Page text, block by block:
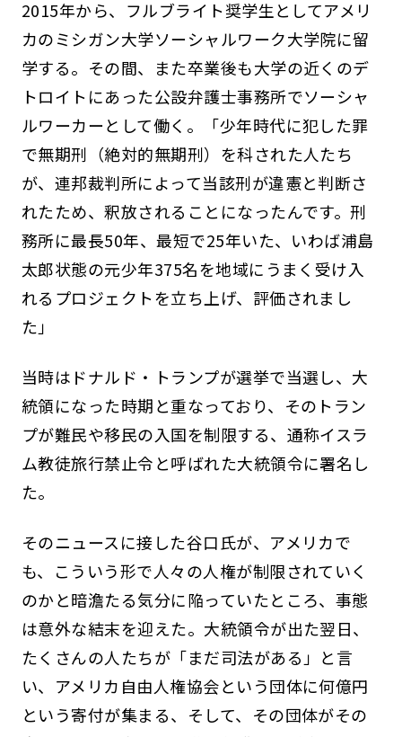
2015年から、フルブライト奨学生としてアメリ
カのミシガン大学ソーシャルワーク大学院に留
学する。その間、また卒業後も大学の近くのデ
トロイトにあった公設弁護士事務所でソーシャ
ルワーカーとして働く。「少年時代に犯した罪
で無期刑（絶対的無期刑）を科された人たち
が、連邦裁判所によって当該刑が違憲と判断さ
れたため、釈放されることになったんです。刑
務所に最長50年、最短で25年いた、いわば浦島
太郎状態の元少年375名を地域にうまく受け入
れるプロジェクトを立ち上げ、評価されまし
た」
当時はドナルド・トランプが選挙で当選し、大
統領になった時期と重なっており、そのトラン
プが難民や移民の入国を制限する、通称イスラ
ム教徒旅行禁止令と呼ばれた大統領令に署名し
た。
そのニュースに接した谷口氏が、アメリカで
も、こういう形で人々の人権が制限されていく
のかと暗澹たる気分に陥っていたところ、事態
は意外な結末を迎えた。大統領令が出た翌日、
たくさんの人たちが「まだ司法がある」と言
い、アメリカ自由人権協会という団体に何億円
という寄付が集まる、そして、その団体がその